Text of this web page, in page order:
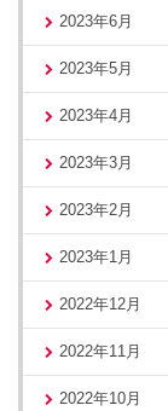
2023年6月
2023年5月
2023年4月
2023年3月
2023年2月
2023年1月
2022年12月
2022年11月
2022年10月